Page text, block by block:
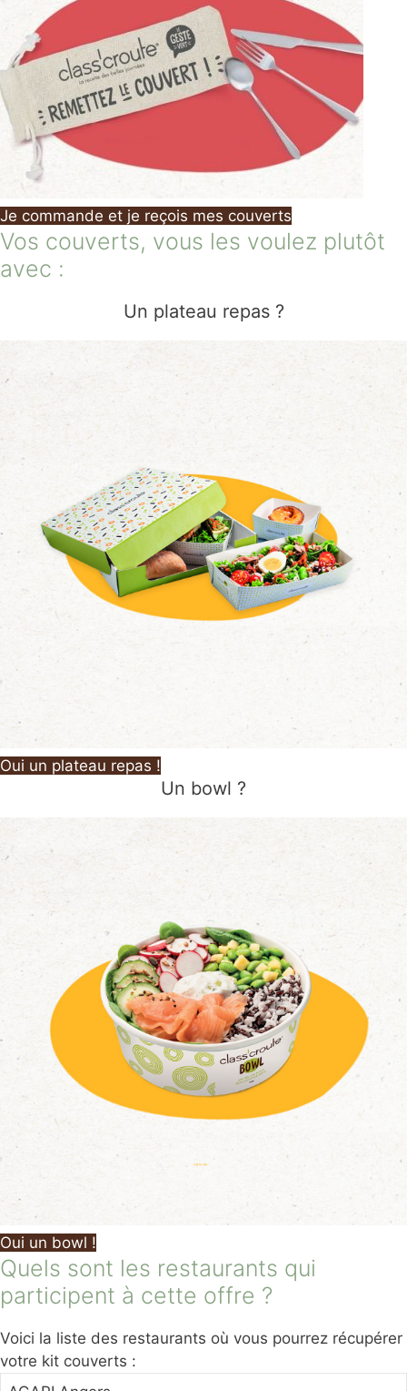
Je commande et je reçois mes couverts
Vos couverts, vous les voulez plutôt
avec :
Un plateau repas ?
Oui un plateau repas !
Un bowl ?
Oui un bowl !
Quels sont les restaurants qui
participent à cette offre ?
Voici la liste des restaurants où vous pourrez récupérer
votre kit couverts :